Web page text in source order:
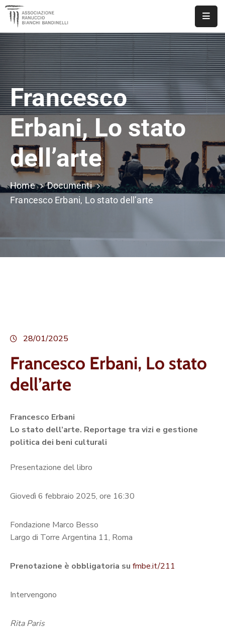
ASSOCIAZIONE
NOTIZIE
DOCUMENTI
EVENTI
PUBBLICAZIONI
CONTATTI
Francesco
Erbani, Lo stato
dell’arte
Home
Documenti
Francesco Erbani, Lo stato dell’arte
28/01/2025
Francesco Erbani, Lo stato
dell’arte
Francesco Erbani
Lo stato dell’arte. Reportage tra vizi e gestione
politica dei beni culturali
Presentazione del libro
Giovedì 6 febbraio 2025, ore 16:30
Fondazione Marco Besso
Largo di Torre Argentina 11, Roma
Prenotazione è obbligatoria su fmbe.it/211
Intervengono
Rita Paris